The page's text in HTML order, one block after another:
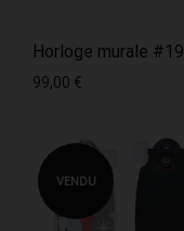
Horloge murale #19
99,00 €
VENDU